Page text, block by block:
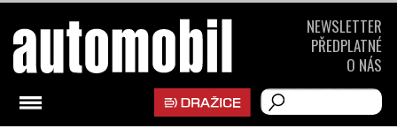
NEWSLETTER
PŘEDPLATNÉ
O NÁS